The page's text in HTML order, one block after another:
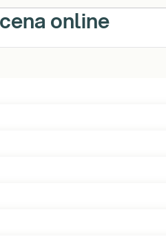
online